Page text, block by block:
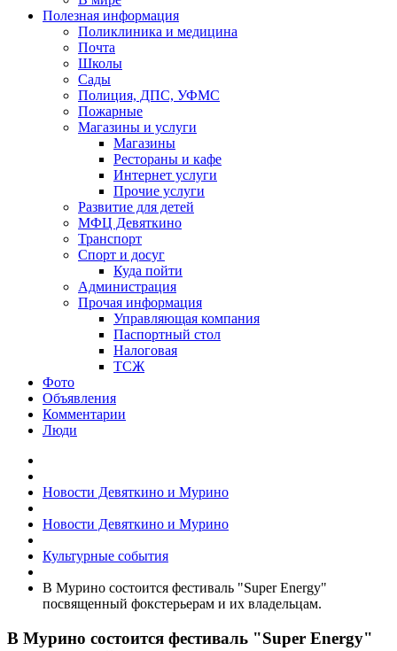
Полезная информация
Поликлиника и медицина
Почта
Школы
Сады
Полиция, ДПС, УФМС
Пожарные
Магазины и услуги
Магазины
Рестораны и кафе
Интернет услуги
Прочие услуги
Развитие для детей
МФЦ Девяткино
Транспорт
Спорт и досуг
Куда пойти
Администрация
Прочая информация
Управляющая компания
Паспортный стол
Налоговая
ТСЖ
Фото
Объявления
Комментарии
Люди
Новости Девяткино и Мурино
Новости Девяткино и Мурино
Культурные события
В Мурино состоится фестиваль "Super Energy"
посвященный фокстерьерам и их владельцам.
В Мурино состоится фестиваль "Super Energy"